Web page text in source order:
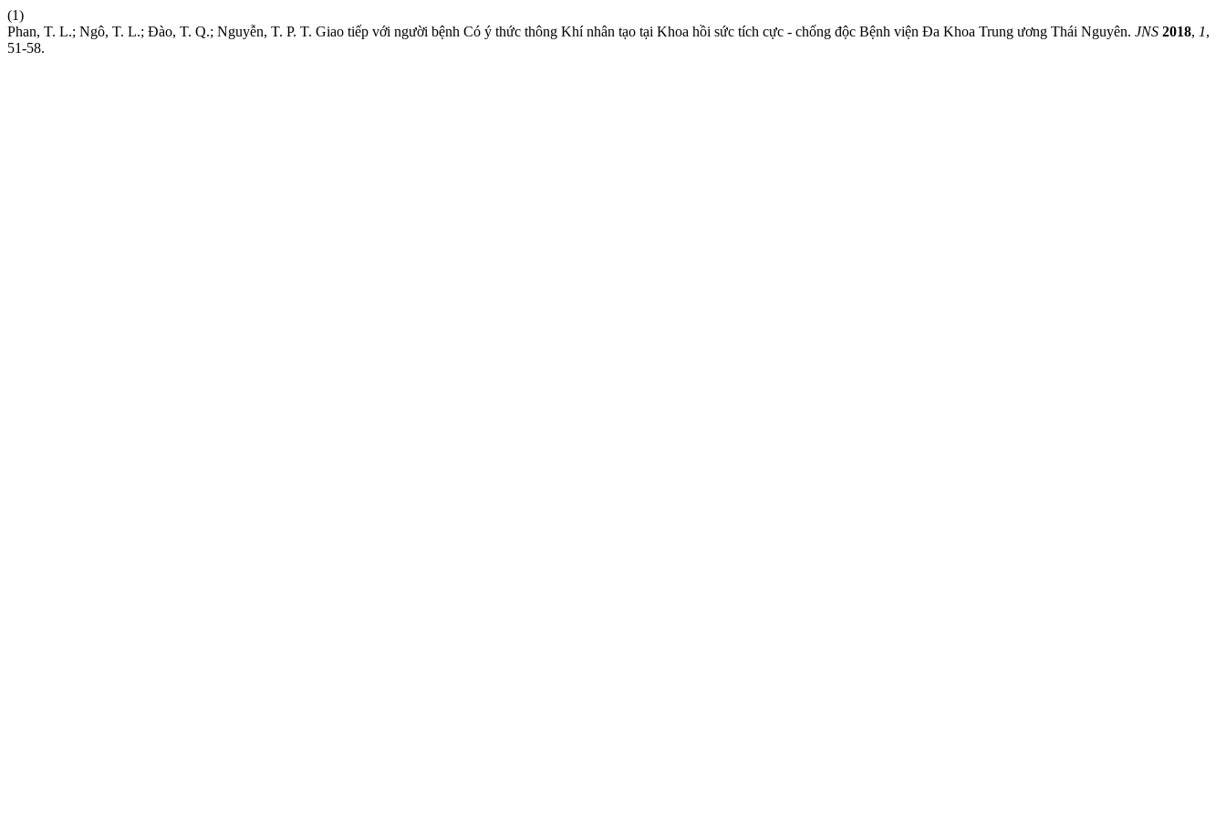
(1)
Phan, T. L.; Ngô, T. L.; Đào, T. Q.; Nguyễn, T. P. T. Giao tiếp với người bệnh Có ý thức thông Khí nhân tạo tại Khoa hồi sức tích cực - chống độc Bệnh viện Đa Khoa Trung ương Thái Nguyên. JNS 2018, 1,
51-58.